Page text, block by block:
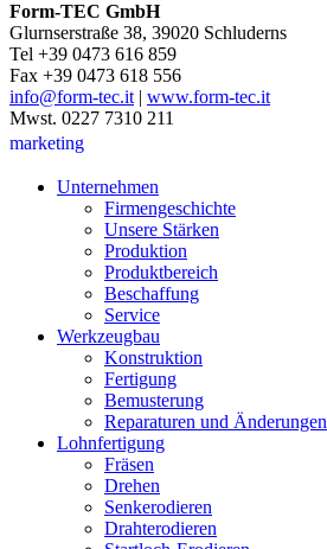
Form-TEC GmbH
Glurnserstraße 38, 39020 Schluderns
Tel +39 0473 616 859
Fax +39 0473 618 556
info@form-tec.it| www.form-tec.it
Mwst. 0227 7310 211
marketing
Unternehmen
Firmengeschichte
Unsere Stärken
Produktion
Produktbereich
Beschaffung
Service
Werkzeugbau
Konstruktion
Fertigung
Bemusterung
Reparaturen und Änderungen
Lohnfertigung
Fräsen
Drehen
Senkerodieren
Drahterodieren